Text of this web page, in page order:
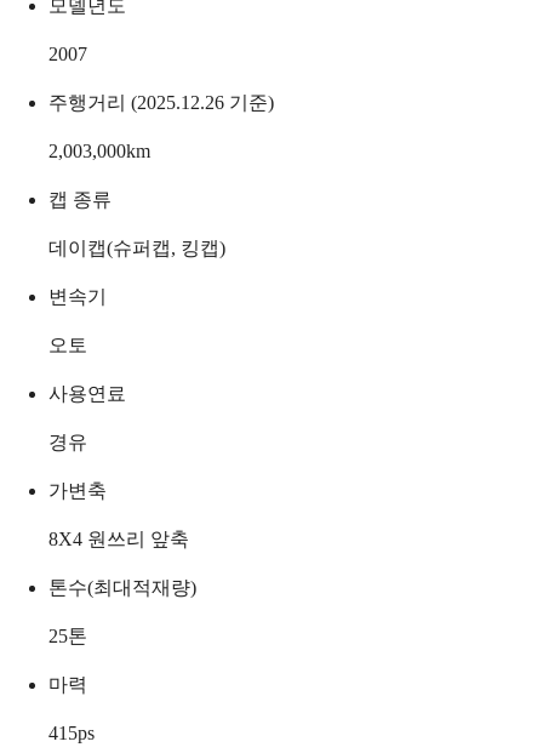
모델년도
2007
주행거리 (2025.12.26 기준)
2,003,000km
캡 종류
데이캡(슈퍼캡, 킹캡)
변속기
오토
사용연료
경유
가변축
8X4 원쓰리 앞축
톤수(최대적재량)
25톤
마력
415ps